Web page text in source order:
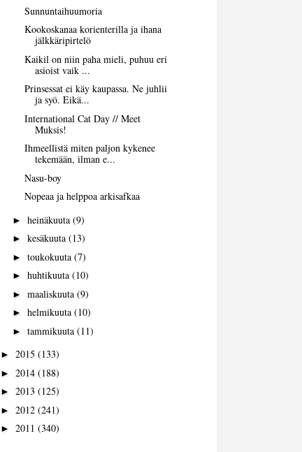
Sunnuntaihuumoria
Kookoskanaa korienterilla ja ihana
jälkkäripirtelö
Kaikil on niin paha mieli, puhuu eri
asioist vaik ...
Prinsessat ei käy kaupassa. Ne juhlii
ja syö. Eikä...
International Cat Day // Meet
Muksis!
Ihmeellistä miten paljon kykenee
tekemään, ilman e...
Nasu-boy
Nopeaa ja helppoa arkisafkaa
► heinäkuuta (9)
► kesäkuuta (13)
► toukokuuta (7)
► huhtikuuta (10)
► maaliskuuta (9)
► helmikuuta (10)
► tammikuuta (11)
► 2015 (133)
► 2014 (188)
► 2013 (125)
► 2012 (241)
► 2011 (340)